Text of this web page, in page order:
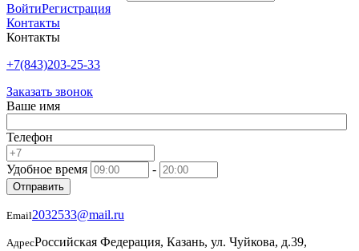
ВойтиРегистрация
Контакты
Контакты
+7(843)203-25-33
Заказать звонок
Ваше имя
Телефон
Удобное время -
Отправить
Email2032533@mail.ru
АдресРоссийская Федерация, Казань, ул. Чуйкова, д.39,